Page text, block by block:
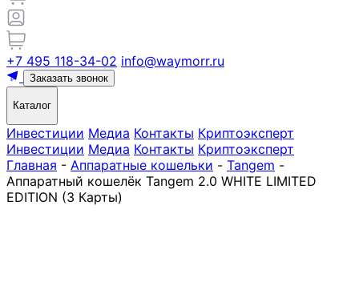
+7 495 118-34-02 info@waymorr.ru
Заказать звонок
Каталог
Инвестиции Медиа Контакты Криптоэксперт
Инвестиции Медиа Контакты Криптоэксперт
Главная - Аппаратные кошельки - Tangem -
Аппаратный кошелёк Tangem 2.0 WHITE LIMITED
EDITION (3 Карты)